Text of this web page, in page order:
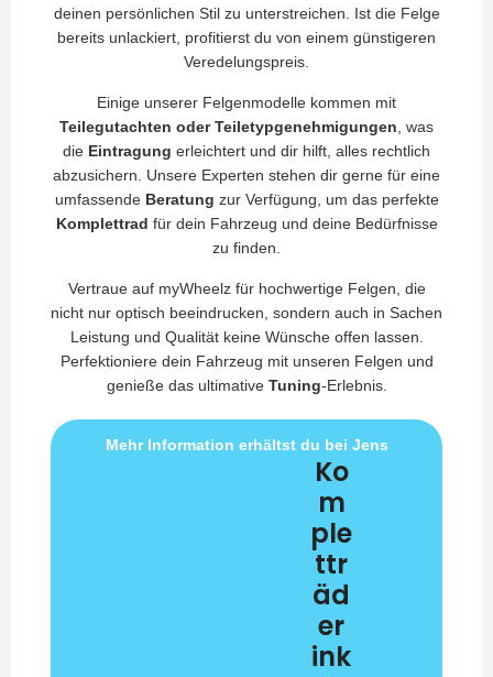
deinen persönlichen Stil zu unterstreichen. Ist die Felge
bereits unlackiert, profitierst du von einem günstigeren
Veredelungspreis.
Einige unserer Felgenmodelle kommen mit
Teilegutachten oder Teiletypgenehmigungen, was
die Eintragung erleichtert und dir hilft, alles rechtlich
abzusichern. Unsere Experten stehen dir gerne für eine
umfassende Beratung zur Verfügung, um das perfekte
Komplettrad für dein Fahrzeug und deine Bedürfnisse
zu finden.
Vertraue auf myWheelz für hochwertige Felgen, die
nicht nur optisch beeindrucken, sondern auch in Sachen
Leistung und Qualität keine Wünsche offen lassen.
Perfektioniere dein Fahrzeug mit unseren Felgen und
genieße das ultimative Tuning-Erlebnis.
Mehr Information erhältst du bei Jens
Ko
m
ple
ttr
äd
er
ink